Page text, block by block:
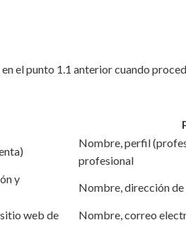
el punto 1.1 anterior cuando
Nombre, perfil
profesional
y
Nombre, dirección
web de Nombre, correo